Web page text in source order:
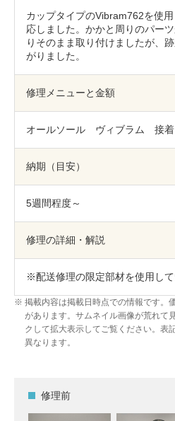
CLOSE
カップタイプのVibram762を使
応しました。かかと周りのパー
りそのまま取り付けましたが、
がりました。
修理メニューと金額
オールソール ヴィブラム 接
納期（目安）
5週間程度～
修理の詳細・解説
※配送修理の限定部材を使用し
掲載内容は掲載日時点での情報です。
があります。サムネイル画像が荒れて
クして拡大表示してご覧ください。表
異なります。
修理前